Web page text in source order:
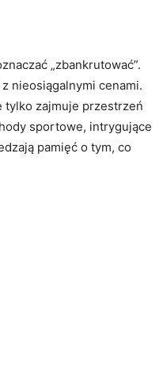
„zbankrutować”.
nieosiągalnymi cenami.
tylko zajmuje przestrzeń
sportowe, intrygujące
pamięć o tym, co